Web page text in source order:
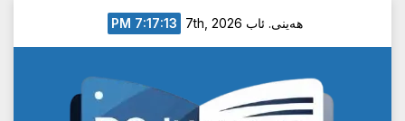
هەینی. ئاب 7th, 2026 7:17:14 PM